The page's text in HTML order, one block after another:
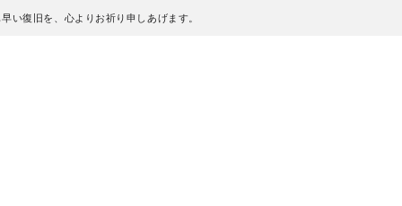
い復旧を、心よりお祈り申しあげます。